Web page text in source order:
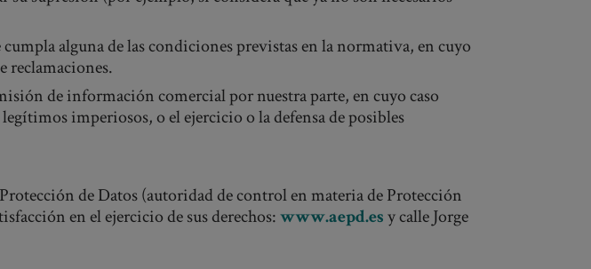
alguna de las condiciones previstas en la normativa, en cuyo
reclamaciones.
de información comercial por nuestra parte, en cuyo caso
imperiosos, o el ejercicio o la defensa de posibles
de Datos (autoridad de control en materia de Protección
en el ejercicio de sus derechos:www.aepd.esy calle Jorge